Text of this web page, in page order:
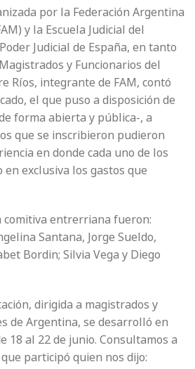
por la Federación Argentina
y la Escuela Judicial del
Judicial de España, en tanto
y Funcionarios del
Ríos, integrante de FAM, contó
el que puso a disposición de
forma abierta y pública-, a
que se inscribieron pudieron
en donde cada uno de los
exclusiva los gastos que
entrerriana fueron:
Santana, Jorge Sueldo,
Bordin; Silvia Vega y Diego
dirigida a magistrados y
de Argentina, se desarrolló en
18 al 22 de junio. Consultamos a
participó quien nos dijo: